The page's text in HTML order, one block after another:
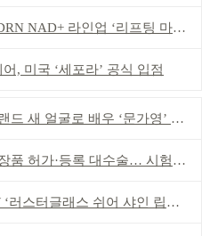
NAD+ 라인업 ‘리프팅 마스크’ 출시
, 미국 ‘세포라’ 공식 입점
새 얼굴로 배우 ‘문가영’ 발탁
허가·등록 대수술… 시험자료 공용 허용
스터글래스 쉬어 샤인 립스틱’ 출시